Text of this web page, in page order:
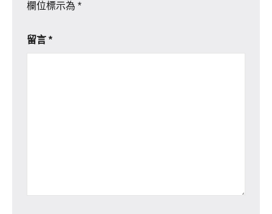
欄位標示為 *
留言 *